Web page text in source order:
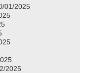
01/2025
2025